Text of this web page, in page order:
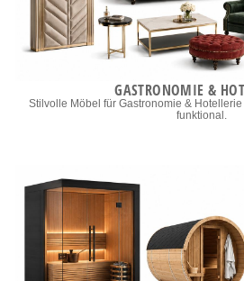
GASTRONOMIE &
Stilvolle Möbel für Gastronomie &
funktional.